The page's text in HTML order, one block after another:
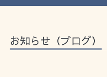
お知らせ（ブログ）